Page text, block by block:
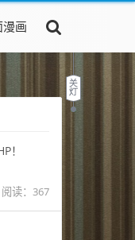
漫画
！
阅读：367